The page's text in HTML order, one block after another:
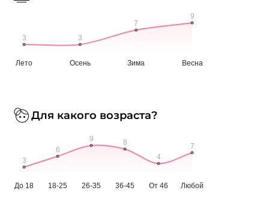
Для какого возраста?